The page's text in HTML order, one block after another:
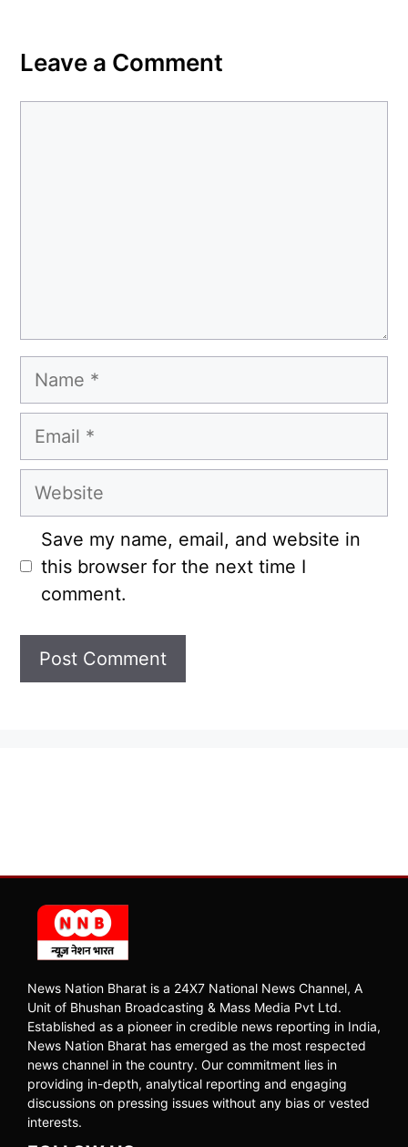
Leave a Comment
Name
Email
Website
Save my name, email, and website in
this browser for the next time I
comment.
News Nation Bharat is a 24X7 National News Channel, A
Unit of Bhushan Broadcasting & Mass Media Pvt Ltd.
Established as a pioneer in credible news reporting in India,
News Nation Bharat has emerged as the most respected
news channel in the country. Our commitment lies in
providing in-depth, analytical reporting and engaging
discussions on pressing issues without any bias or vested
interests.